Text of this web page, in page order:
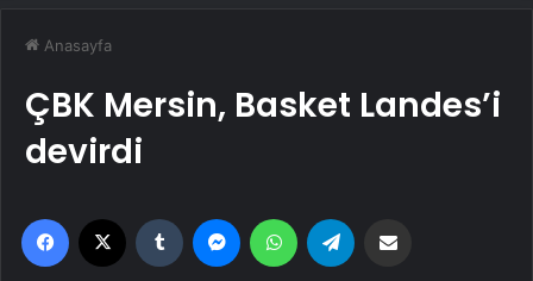
Anasayfa
ÇBK Mersin, Basket Landes’i
devirdi
Facebook Tumblr MessengerWhatsApp